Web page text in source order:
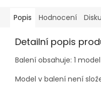
Popis Hodnocení
Detailní popis
Balení obsahuje: 1 model
Model v balení není